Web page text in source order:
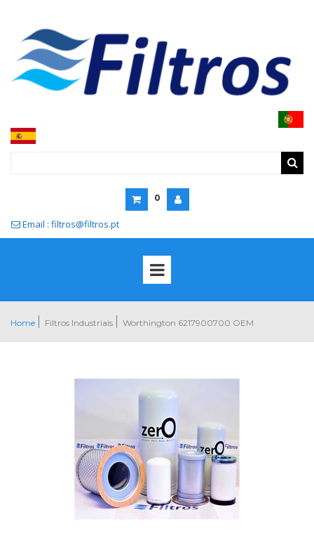
0
 Email : filtros@filtros.pt
Home Filtros Industriais Worthington 6217900700 OEM